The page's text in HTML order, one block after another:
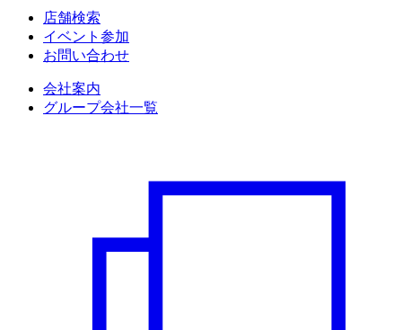
店舗検索
イベント参加
お問い合わせ
会社案内
グループ会社一覧